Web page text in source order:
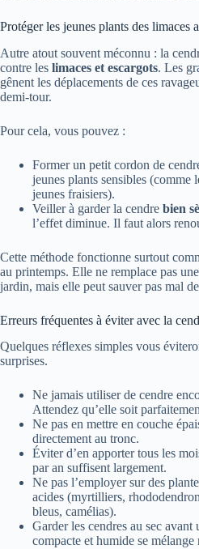
Protéger les jeunes plants des limaces
Autre atout souvent méconnu : la
contre les limaces et escargots. Les
gênent les déplacements de ces
demi-tour.
Pour cela, vous pouvez :
Former un petit cordon de
jeunes plants sensibles (comme
jeunes fraisiers).
Veiller à garder la cendre bien
l’effet diminue. Il faut alors
Cette méthode fonctionne surtout
au printemps. Elle ne remplace pas
jardin, mais elle peut sauver pas mal
Erreurs fréquentes à éviter avec la
Quelques réflexes simples vous
surprises.
Ne jamais utiliser de cendre
Attendez qu’elle soit
Ne pas en mettre en couche
directement au tronc.
Éviter d’en apporter tous les
par an suffisent largement.
Ne pas l’employer sur des
acides (myrtilliers,
bleus, camélias).
Garder les cendres au sec avant
compacte et humide se mélange